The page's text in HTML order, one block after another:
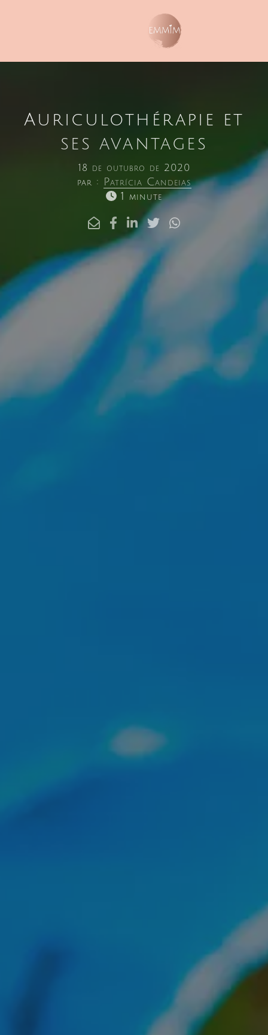
Auriculothérapie et
ses avantages
18 de outubro de 2020
par :
Patrícia Candeias
1 minute